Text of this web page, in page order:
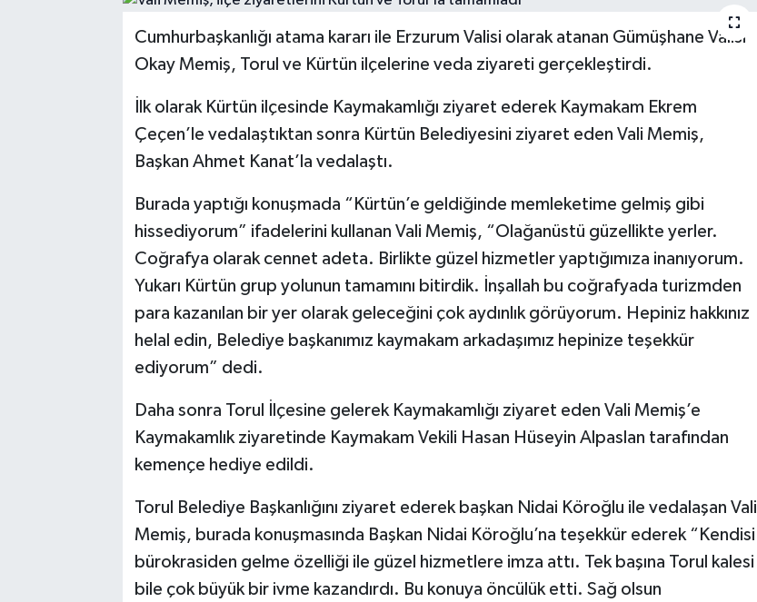
Cumhurbaşkanlığı atama kararı ile Erzurum Valisi olarak atanan Gümüşhane Valisi
Okay Memiş, Torul ve Kürtün ilçelerine veda ziyareti gerçekleştirdi.
İlk olarak Kürtün ilçesinde Kaymakamlığı ziyaret ederek Kaymakam Ekrem
Çeçen’le vedalaştıktan sonra Kürtün Belediyesini ziyaret eden Vali Memiş,
Başkan Ahmet Kanat’la vedalaştı.
Burada yaptığı konuşmada “Kürtün’e geldiğinde memleketime gelmiş gibi
hissediyorum” ifadelerini kullanan Vali Memiş, “Olağanüstü güzellikte yerler.
Coğrafya olarak cennet adeta. Birlikte güzel hizmetler yaptığımıza inanıyorum.
Yukarı Kürtün grup yolunun tamamını bitirdik. İnşallah bu coğrafyada turizmden
para kazanılan bir yer olarak geleceğini çok aydınlık görüyorum. Hepiniz hakkınız
helal edin, Belediye başkanımız kaymakam arkadaşımız hepinize teşekkür
ediyorum” dedi.
Daha sonra Torul İlçesine gelerek Kaymakamlığı ziyaret eden Vali Memiş’e
Kaymakamlık ziyaretinde Kaymakam Vekili Hasan Hüseyin Alpaslan tarafından
kemençe hediye edildi.
Torul Belediye Başkanlığını ziyaret ederek başkan Nidai Köroğlu ile vedalaşan Vali
Memiş, burada konuşmasında Başkan Nidai Köroğlu’na teşekkür ederek “Kendisi
bürokrasiden gelme özelliği ile güzel hizmetlere imza attı. Tek başına Torul kalesi
bile çok büyük bir ivme kazandırdı. Bu konuya öncülük etti. Sağ olsun